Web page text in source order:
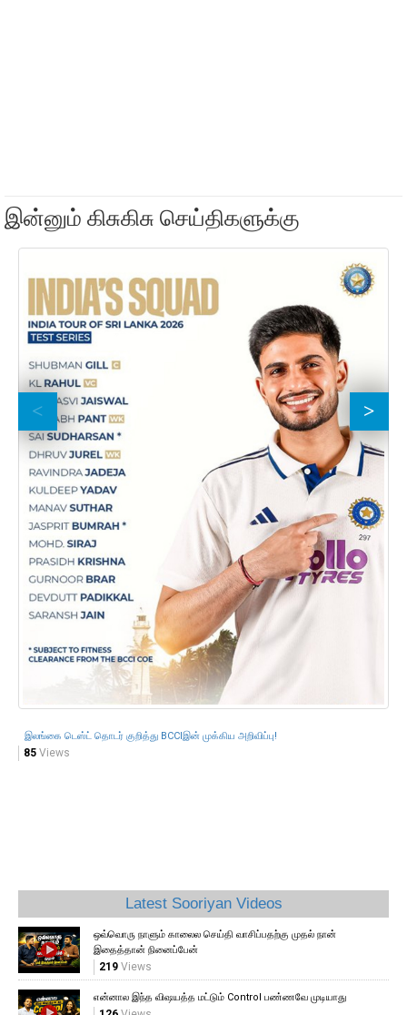
இன்னும் கிசுகிசு செய்திகளுக்கு
இலங்கை டெஸ்ட் தொடர் குறித்து BCCIஇன் முக்கிய அறிவிப்பு!
85 Views
Latest Sooriyan Videos
ஒவ்வொரு நாளும் காலைல செய்தி வாசிப்பதற்கு முதல் நான்
இதைத்தான் நினைப்பேன்
219Views
என்னால இந்த விஷயத்த மட்டும் Control பண்ணவே முடியாது